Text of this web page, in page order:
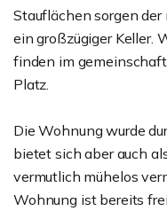
Stauflächen sorgen
ein großzügiger Keller.
finden im
Platz.
Die Wohnung wurde
bietet sich aber auch
vermutlich mühelos
Wohnung ist bereits